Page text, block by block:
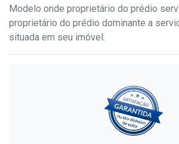
Modelo onde proprietário do prédio
proprietário do prédio dominante a
situada em seu imóvel.